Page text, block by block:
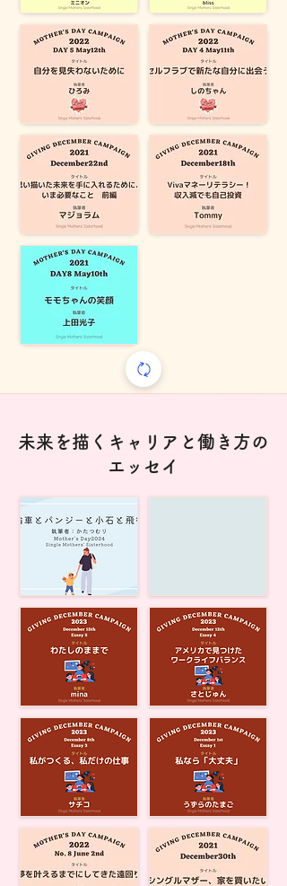
未来を描くキャリアと働き方の
エッセイ